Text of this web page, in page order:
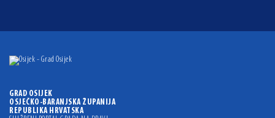
GRAD OSIJEK
OSJEČKO-BARANJSKA ŽUPANIJA
REPUBLIKA HRVATSKA